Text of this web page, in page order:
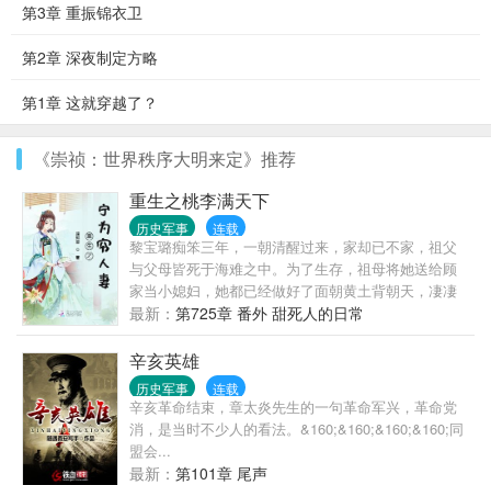
第3章 重振锦衣卫
第2章 深夜制定方略
第1章 这就穿越了？
《崇祯：世界秩序大明来定》推荐
重生之桃李满天下
历史军事 连载
黎宝璐痴笨三年，一朝清醒过来，家却已不家，祖父
与父母皆死于海难之中。为了生存，祖母将她送给顾
家当小媳妇，她都已经做好了面朝黄土背朝天，凄凄
惨惨戚戚的心理准备，可到了人家家里却是被捧在手
心里的怎么办？新书《富二代修仙日常》已开坑，敬
请关注。请放心跳坑，已完结作品有《重生娘子在种
田》《农家小地主》《随身空间：玉石良缘》和《终
归田居》。读者群：307547705，敲门砖是雨竹名下的
任意主角名字，欢迎书友们进群聊天打发时间，不
对，是进行友好交流
最新： 第725章 番外 甜死人的日常
辛亥英雄
历史军事 连载
辛亥革命结束，章太炎先生的一句革命军兴，革命党
消，是当时不少人的看法。&160;&160;&160;&160;同
盟会...
最新： 第101章 尾声